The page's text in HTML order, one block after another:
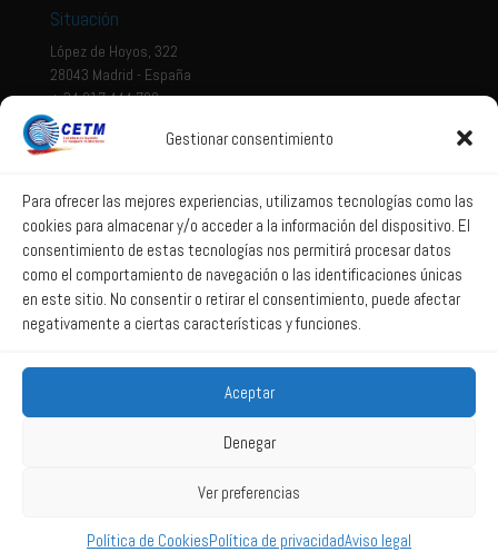
Gestionar consentimiento
Para ofrecer las mejores experiencias, utilizamos tecnologías como las
cookies para almacenar y/o acceder a la información del dispositivo. El
consentimiento de estas tecnologías nos permitirá procesar datos
como el comportamiento de navegación o las identificaciones únicas
en este sitio. No consentir o retirar el consentimiento, puede afectar
negativamente a ciertas características y funciones.
Aceptar
Denegar
Ver preferencias
Política de CookiesPolítica de privacidadAviso legal
Situación
López de Hoyos, 322
28043 Madrid - España
+ 34 917 444 700
Aviso legal
Política de privacidad
Política de Sistema Interno de Información
Política de Cookies
Correo web
2025 All Rights Reserved CETM -Powered by La web lúcida